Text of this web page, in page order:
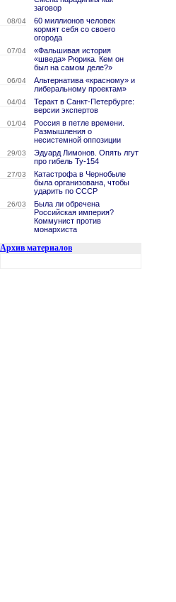
заговор
08/04
60 миллионов человек
кормят себя со своего
огорода
07/04
«Фальшивая история
«шведа» Рюрика. Кем он
был на самом деле?»
06/04
Альтернатива «красному» и
либеральному проектам»
04/04
Теракт в Санкт-Петербурге:
версии экспертов
01/04
Россия в петле времени.
Размышления о
несистемной оппозиции
29/03
Эдуард Лимонов. Опять лгут
про гибель Ту-154
27/03
Катастрофа в Чернобыле
была организована, чтобы
ударить по СССР
26/03
Была ли обречена
Российская империя?
Коммунист против
монархиста
Архив материалов